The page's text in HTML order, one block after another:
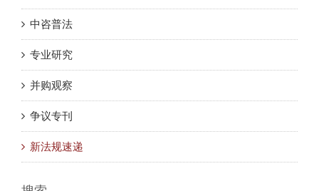
中咨普法
专业研究
并购观察
争议专刊
新法规速递